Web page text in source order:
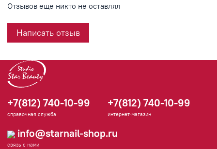
Отзывов еще никто не оставлял
Написать отзыв
+7(812) 740-10-99
справочная служба
+7(812) 740-10-99
интернет-магазин
info@starnail-shop.ru
связь с нами